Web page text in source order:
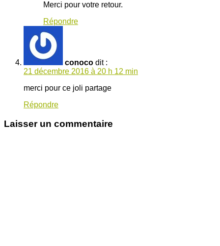
Merci pour votre retour.
Répondre
conoco dit :
21 décembre 2016 à 20 h 12 min
merci pour ce joli partage
Répondre
Laisser un commentaire